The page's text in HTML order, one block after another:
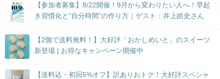
【参加者募集】8/22開催！9月から変わりたい人へ！早起
き習慣化と“自分時間”の作り方｜ゲスト：井上皓史さん
【2個で送料無料！】大好評「おかしめいと」のスイーツ
新登場 | お得なキャンペーン開催中
【送料込・初回5%オフ】訳ありおトク！大好評スペシャ